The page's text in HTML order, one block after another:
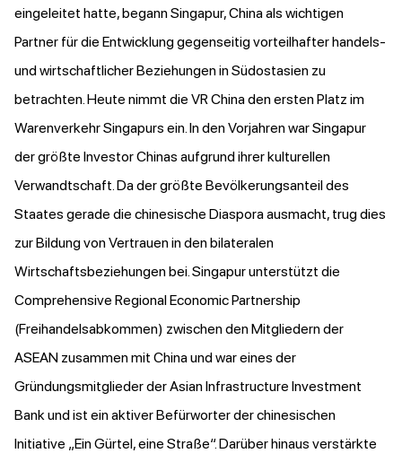
eingeleitet hatte, begann Singapur, China als wichtigen
Partner für die Entwicklung gegenseitig vorteilhafter handels-
und wirtschaftlicher Beziehungen in Südostasien zu
betrachten. Heute nimmt die VR China den ersten Platz im
Warenverkehr Singapurs ein. In den Vorjahren war Singapur
der größte Investor Chinas aufgrund ihrer kulturellen
Verwandtschaft. Da der größte Bevölkerungsanteil des
Staates gerade die chinesische Diaspora ausmacht, trug dies
zur Bildung von Vertrauen in den bilateralen
Wirtschaftsbeziehungen bei. Singapur unterstützt die
Comprehensive Regional Economic Partnership
(Freihandelsabkommen) zwischen den Mitgliedern der
ASEAN zusammen mit China und war eines der
Gründungsmitglieder der Asian Infrastructure Investment
Bank und ist ein aktiver Befürworter der chinesischen
Initiative „Ein Gürtel, eine Straße“. Darüber hinaus verstärkte